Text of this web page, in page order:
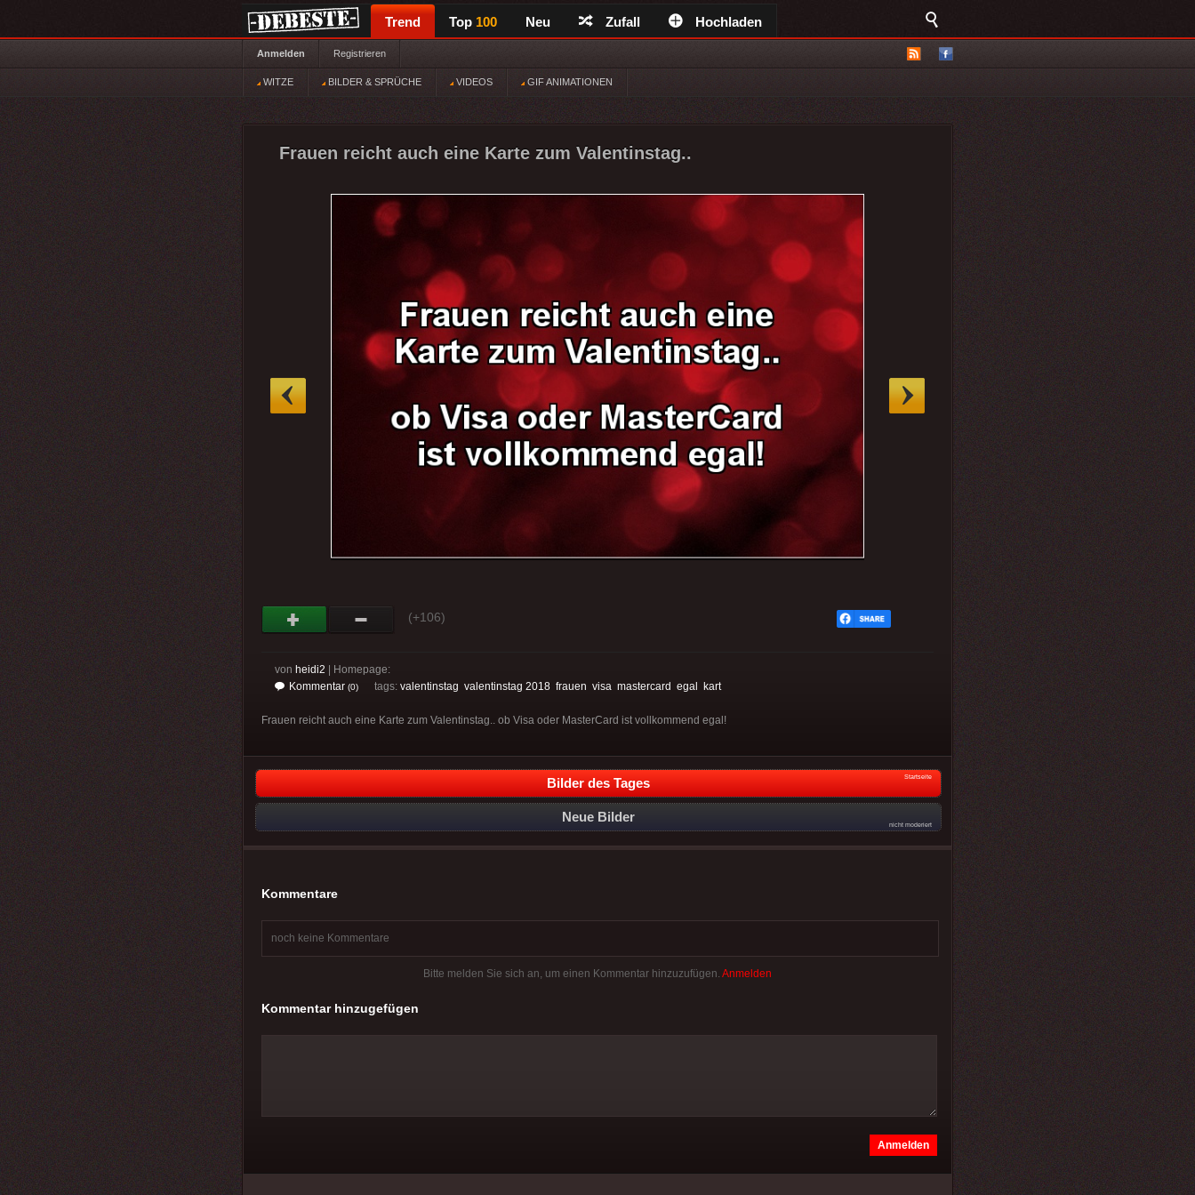
Trend Top 100 Neu Zufall Hochladen
Anmelden Registrieren
WITZE BILDER & SPRÜCHE VIDEOS GIF ANIMATIONEN
Frauen reicht auch eine Karte zum Valentinstag..
(+106)
von heidi2 | Homepage:
Kommentar (0) tags: valentinstag valentinstag 2018 frauen visa mastercard egal kart
Frauen reicht auch eine Karte zum Valentinstag.. ob Visa oder MasterCard ist vollkommend egal!
Bilder des Tages Startseite
Neue Bilder
nicht moderiert
Kommentare
noch keine Kommentare
Bitte melden Sie sich an, um einen Kommentar hinzuzufügen. Anmelden
Kommentar hinzugefügen